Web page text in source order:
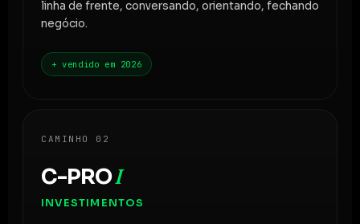
linha de frente, conversando, orientando, fechando
negócio.
+ vendido em 2026
CAMINHO 02
C-PROI
INVESTIMENTOS